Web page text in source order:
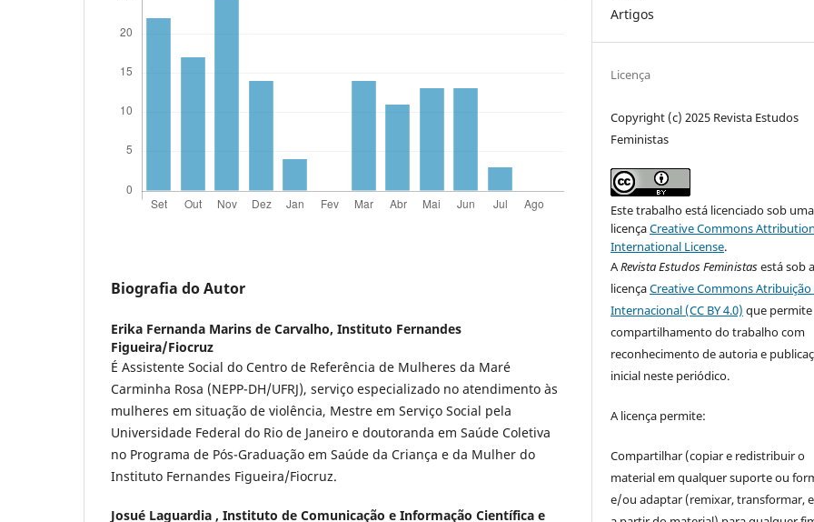
Biografia do Autor
Erika Fernanda Marins de Carvalho, Instituto Fernandes
Figueira/Fiocruz
É Assistente Social do Centro de Referência de Mulheres da Maré
Carminha Rosa (NEPP-DH/UFRJ), serviço especializado no atendimento às
mulheres em situação de violência, Mestre em Serviço Social pela
Universidade Federal do Rio de Janeiro e doutoranda em Saúde Coletiva
no Programa de Pós-Graduação em Saúde da Criança e da Mulher do
Instituto Fernandes Figueira/Fiocruz.
Josué Laguardia , Instituto de Comunicação e Informação Científica e
Artigos
Licença
Copyright (c) 2025 Revista Estudos
Feministas
Este trabalho está licenciado sob uma
licençaCreative Commons
International License.
ARevista Estudos Feministasestá sob a
licençaCreative Commons Atribuição
Internacional (CC BY 4.0) que
compartilhamento do trabalho com
reconhecimento de autoria e
inicial neste periódico.
A licença permite:
Compartilhar (copiar e redistribuir o
material em qualquer suporte ou
e/ou adaptar (remixar, transformar,